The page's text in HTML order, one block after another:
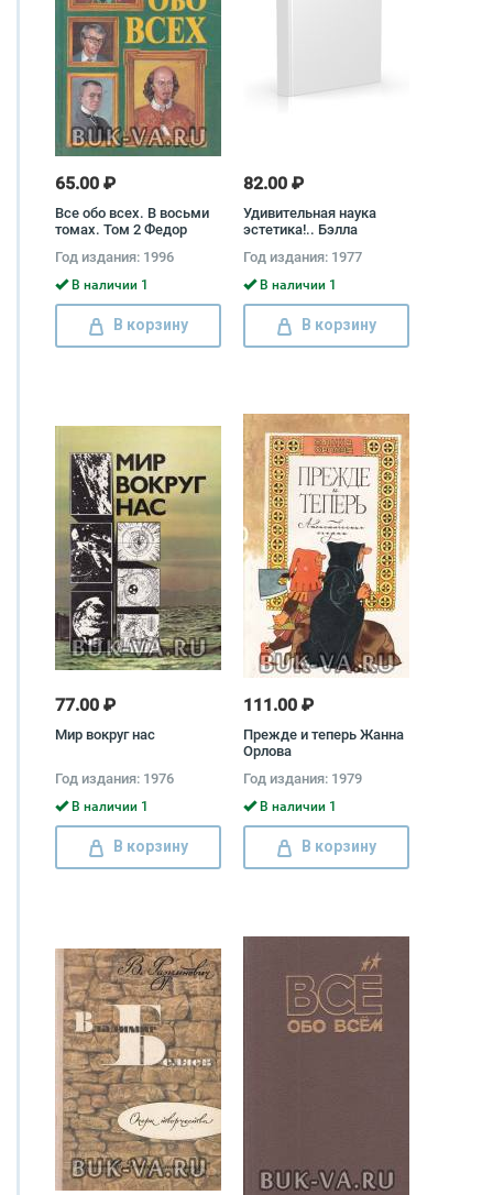
65.00 ₽
Все обо всех. В восьми
томах. Том 2 Федор
Год издания: 1996
В наличии 1
В корзину
82.00 ₽
Удивительная наука
эстетика!.. Бэлла
Год издания: 1977
В наличии 1
В корзину
77.00 ₽
Мир вокруг нас
Год издания: 1976
В наличии 1
В корзину
111.00 ₽
Прежде и теперь Жанна
Орлова
Год издания: 1979
В наличии 1
В корзину